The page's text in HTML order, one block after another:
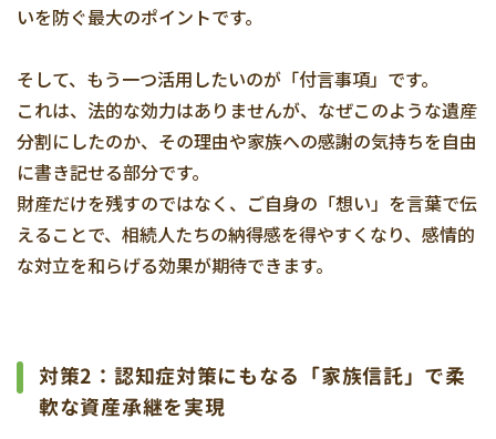
いを防ぐ最大のポイントです。
そして、もう一つ活用したいのが「付言事項」です。
これは、法的な効力はありませんが、なぜこのような遺産
分割にしたのか、その理由や家族への感謝の気持ちを自由
に書き記せる部分です。
財産だけを残すのではなく、ご自身の「想い」を言葉で伝
えることで、相続人たちの納得感を得やすくなり、感情的
な対立を和らげる効果が期待できます。
対策2：認知症対策にもなる「家族信託」で柔
軟な資産承継を実現